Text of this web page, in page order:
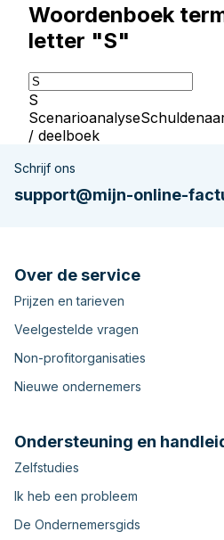
Woordenboek
letter "S"
S
Scenarioanalyse
/ deelboek
Schrijf ons
support@mijn-online-
Over de service
Prijzen en tarieven
Veelgestelde vragen
Non-profitorganisaties
Nieuwe ondernemers
Ondersteuning en
Zelfstudies
Ik heb een probleem
De Ondernemersgids